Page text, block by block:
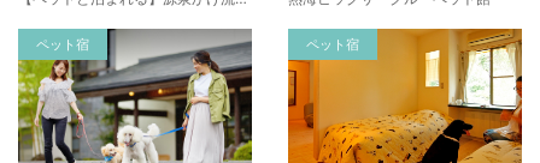
ペット宿 ペット宿